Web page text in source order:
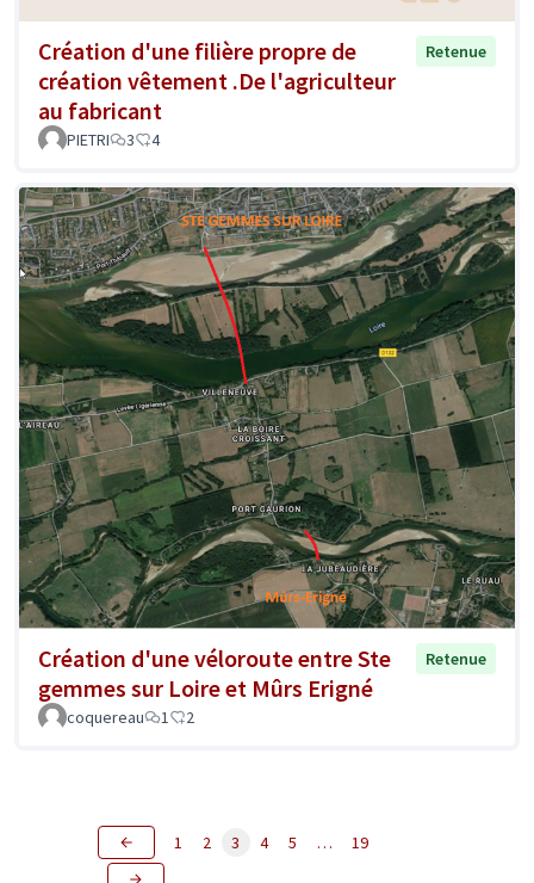
Création d'une filière propre de
création vêtement .De l'agriculteur
au fabricant
Retenue
PIETRI 3 4
Création d'une véloroute entre Ste
gemmes sur Loire et Mûrs Erigné
Retenue
coquereau 1 2
1 2 3 4 5 … 19